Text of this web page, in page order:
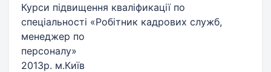
Курси підвищення кваліфикації по
спеціальності «Робітник кадрових служб,
менеджер по
персоналу»
2013р. м.Київ